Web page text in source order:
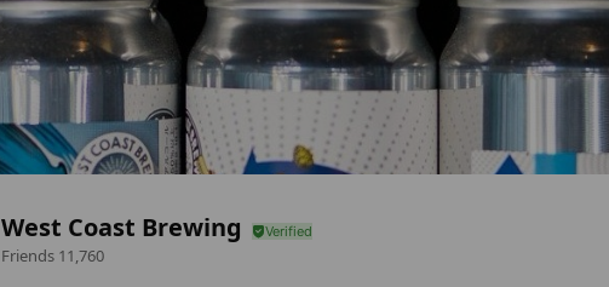
West Coast Brewing
Friends 11,760